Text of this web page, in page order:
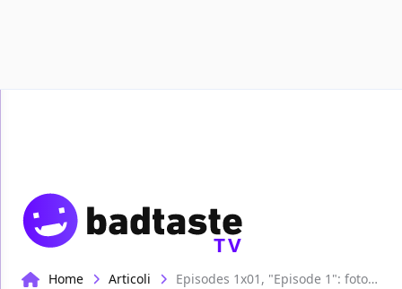
TV
Home Articoli Episodes 1x01, "Episode 1": foto promozionali e una clip